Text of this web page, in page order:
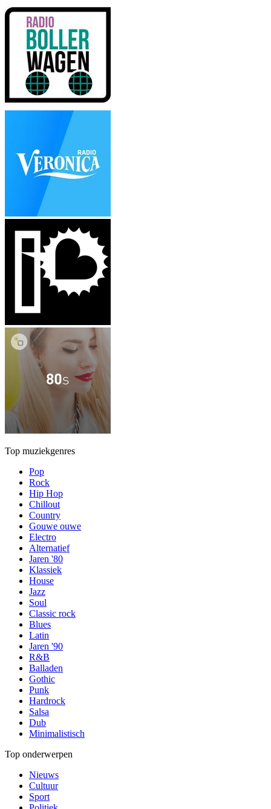
Top muziekgenres
Pop
Rock
Hip Hop
Chillout
Country
Gouwe ouwe
Electro
Alternatief
Jaren '80
Klassiek
House
Jazz
Soul
Classic rock
Blues
Latin
Jaren '90
R&B
Balladen
Gothic
Punk
Hardrock
Salsa
Dub
Minimalistisch
Top onderwerpen
Nieuws
Cultuur
Sport